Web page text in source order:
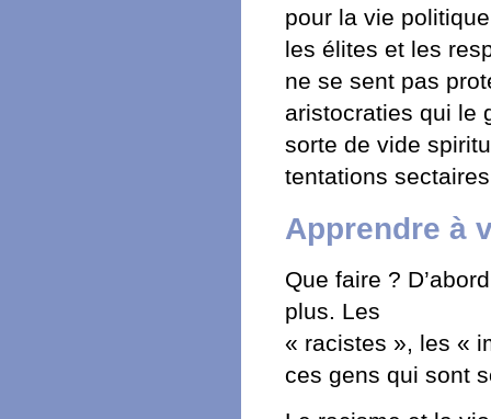
pour la vie
les élites et les
ne se sent pas
aristocraties qui le
sorte de vide
tentations
Apprendre à
Que faire ?
plus. Les
« racistes », les «
ces gens qui sont